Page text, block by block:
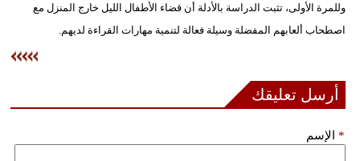
مدوَّنات
أبراج
وللمرة الأولى، تثبت الدراسة بالأدلة أن قضاء الأطفال الليل خارج المنزل مع
اصطحاب ألعابهم المفضلة وسيلة فعالة لتنمية مهارات القراءة لديهم.
أرسل تعليقك
الإسم *